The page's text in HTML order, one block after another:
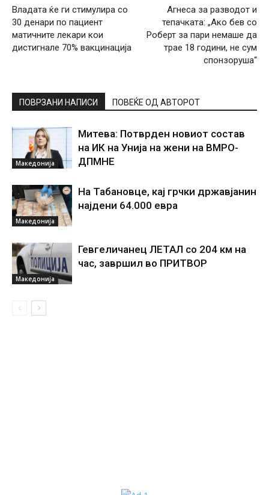
Владата ќе ги стимулира со
30 денари по пациент
матичните лекари кои
дистигнале 70% вакцинација
Агнеса за разводот и
тепачката: „Ако бев со
Роберт за пари немаше да
трае 18 години, не сум
спонзоруша“
ПОВРЗАНИ НАПИСИ ПОВЕЌЕ ОД АВТОРОТ
Македонија
Митева: Потврден новиот состав
на ИК на Унија на жени на ВМРО-
ДПМНЕ
Македонија
На Табановце, кај грчки државјанин
најдени 64.000 евра
Македонија
Гевгеличанец ЛЕТАЛ со 204 км на
час, завршил во ПРИТВОР